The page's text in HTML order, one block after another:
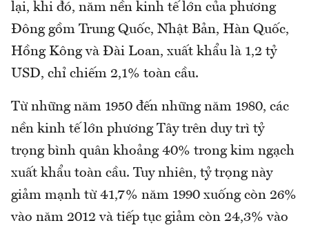
lại, khi đó, năm nền kinh tế lớn của phương
Đông gồm Trung Quốc, Nhật Bản, Hàn Quốc,
Hồng Kông và Đài Loan, xuất khẩu là 1,2 tỷ
USD, chỉ chiếm 2,1% toàn cầu.
Từ những năm 1950 đến những năm 1980, các
nền kinh tế lớn phương Tây trên duy trì tỷ
trọng bình quân khoảng 40% trong kim ngạch
xuất khẩu toàn cầu. Tuy nhiên, tỷ trọng này
giảm mạnh từ 41,7% năm 1990 xuống còn 26%
vào năm 2012 và tiếp tục giảm còn 24,3% vào